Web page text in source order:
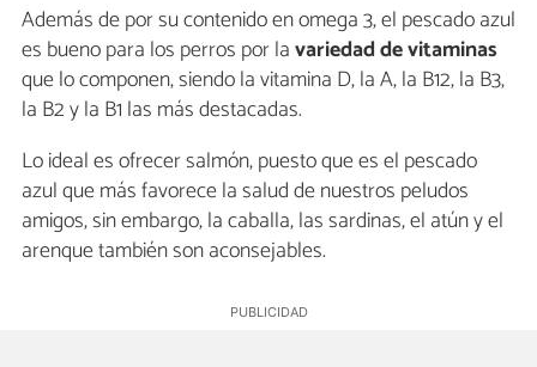
Además de por su contenido en omega 3, el pescado azul
es bueno para los perros por lavariedad de vitaminas
que lo componen, siendo la vitamina D, la A, la B12, la B3,
la B2 y la B1 las más destacadas.
Lo ideal es ofrecer salmón, puesto que es el pescado
azul que más favorece la salud de nuestros peludos
amigos, sin embargo, la caballa, las sardinas, el atún y el
arenque también son aconsejables.